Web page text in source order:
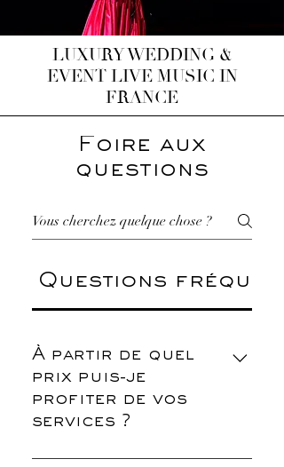
LUXURY WEDDING &
EVENT LIVE MUSIC IN
FRANCE
Foire aux
questions
Questions
À partir de quel
prix puis-je
profiter de vos
services ?
A partir de 250 EUROS.